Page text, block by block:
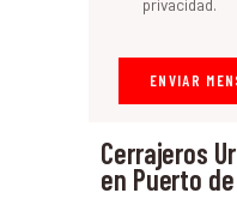
Cerrajeros
en Puerto